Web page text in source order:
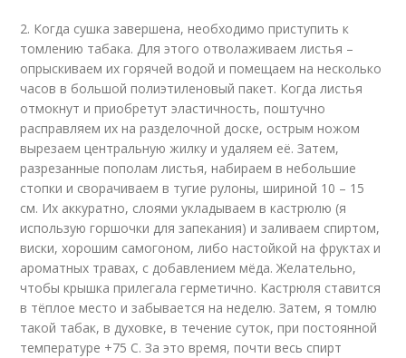
2. Когда сушка завершена, необходимо приступить к
томлению табака. Для этого отволаживаем листья –
опрыскиваем их горячей водой и помещаем на несколько
часов в большой полиэтиленовый пакет. Когда листья
отмокнут и приобретут эластичность, поштучно
расправляем их на разделочной доске, острым ножом
вырезаем центральную жилку и удаляем её. Затем,
разрезанные пополам листья, набираем в небольшие
стопки и сворачиваем в тугие рулоны, шириной 10 – 15
см. Их аккуратно, слоями укладываем в кастрюлю (я
использую горшочки для запекания) и заливаем спиртом,
виски, хорошим самогоном, либо настойкой на фруктах и
ароматных травах, с добавлением мёда. Желательно,
чтобы крышка прилегала герметично. Кастрюля ставится
в тёплое место и забывается на неделю. Затем, я томлю
такой табак, в духовке, в течение суток, при постоянной
температуре +75 С. За это время, почти весь спирт